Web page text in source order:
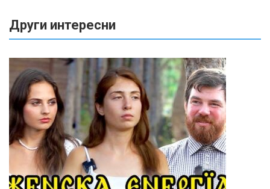
Други интересни